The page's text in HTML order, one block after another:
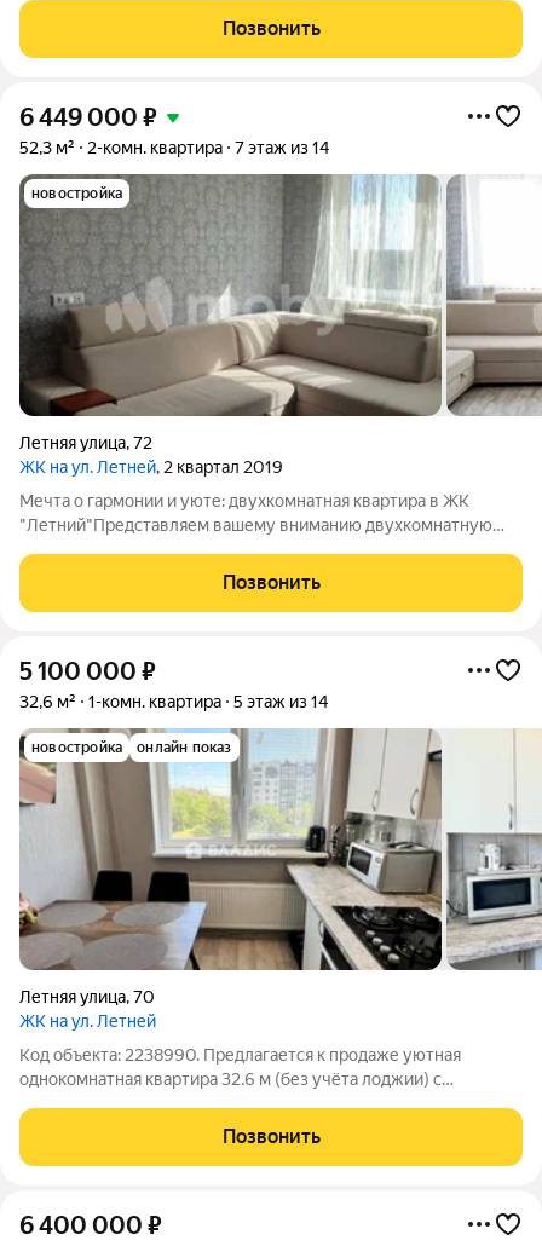
расположенная на 1 этаже 5-этажного дома 2014 года
Позвонить
6 449 000 ₽
52,3 м² 2-комн. квартира 7 этаж из 14
новостройка
Летняя улица,72
ЖК на ул. Летней, 2 квартал 2019
Мечта о гармонии и уюте: двухкомнатная квартира в ЖК
"Летний"Представляем вашему вниманию двухкомнатную
года постройки с АВТОНОМНЫМ ОТОПЛЕНИЕМ!Свежий
ремонт, продуманный до мелочей: Простор и свет:
Позвонить
5 100 000 ₽
32,6 м² 1-комн. квартира 5 этаж из 14
новостройка онлайн показ
Летняя улица,70
ЖК на ул. Летней
Код объекта: 2238990. Предлагается к продаже уютная
однoкомнaтнaя квaртирa 32.6 м (без учёта лоджии) с
кирпичнoгo дoмa 2018 года постройки.. Для Вашего удобства в
объявлении прикреплён видеообзор с
Позвонить
6 400 000 ₽